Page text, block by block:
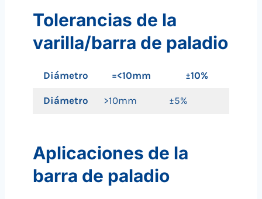
Tolerancias de la
varilla/barra de paladio
Diámetro =<10mm ±10%
Diámetro >10mm ±5%
Aplicaciones de la
barra de paladio